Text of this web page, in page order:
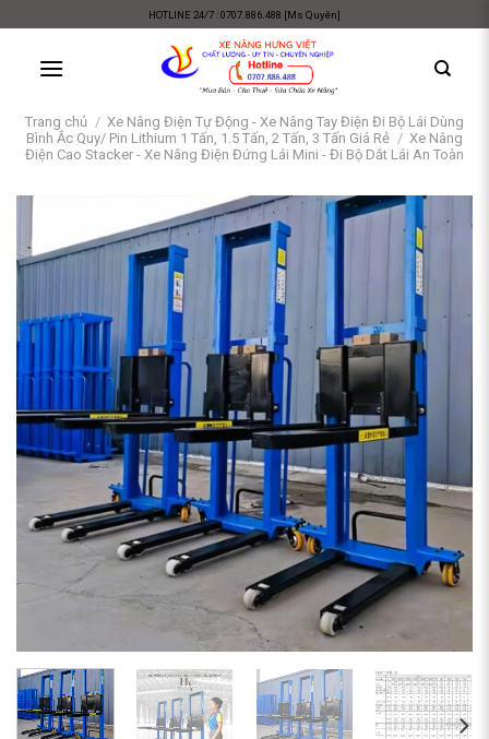
content
HOTLINE 24/7 : 0707.886.488 [Ms Quyên]
Trang chủ / Xe Nâng Điện Tự Động - Xe Nâng Tay Điện Đi Bộ Lái Dùng
Bình Ắc Quy/ Pin Lithium 1 Tấn, 1.5 Tấn, 2 Tấn, 3 Tấn Giá Rẻ / Xe Nâng
Điện Cao Stacker - Xe Nâng Điện Đứng Lái Mini - Đi Bộ Dắt Lái An Toàn